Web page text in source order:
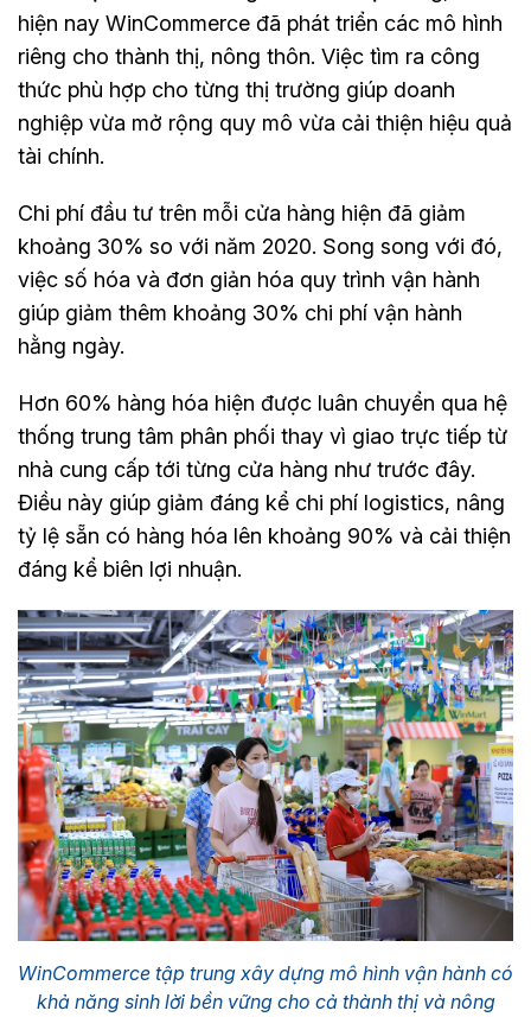
hiện nay WinCommerce đã phát triển các mô hình
riêng cho thành thị, nông thôn. Việc tìm ra công
thức phù hợp cho từng thị trường giúp doanh
nghiệp vừa mở rộng quy mô vừa cải thiện hiệu quả
tài chính.
Chi phí đầu tư trên mỗi cửa hàng hiện đã giảm
khoảng 30% so với năm 2020. Song song với đó,
việc số hóa và đơn giản hóa quy trình vận hành
giúp giảm thêm khoảng 30% chi phí vận hành
hằng ngày.
Hơn 60% hàng hóa hiện được luân chuyển qua hệ
thống trung tâm phân phối thay vì giao trực tiếp từ
nhà cung cấp tới từng cửa hàng như trước đây.
Điều này giúp giảm đáng kể chi phí logistics, nâng
tỷ lệ sẵn có hàng hóa lên khoảng 90% và cải thiện
đáng kể biên lợi nhuận.
WinCommerce tập trung xây dựng mô hình vận hành có
khả năng sinh lời bền vững cho cả thành thị và nông